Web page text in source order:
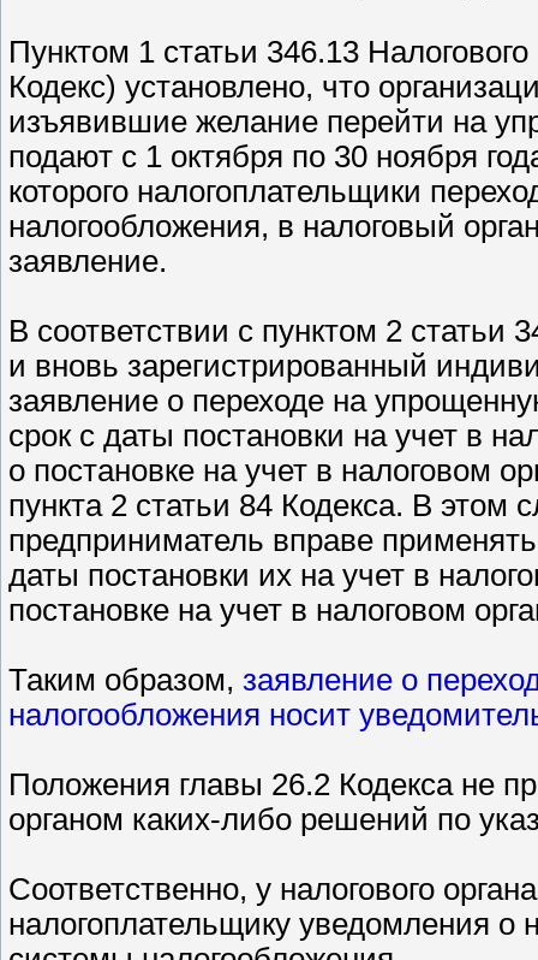
Пунктом 1 статьи 346.13
Кодекс) установлено, что
изъявившие желание перейти на
подают с 1 октября по 30 ноября
которого налогоплательщики
налогообложения, в налоговый
заявление.
В соответствии с пунктом 2 статьи
и вновь зарегистрированный
заявление о переходе на
срок с даты постановки на учет в
о постановке на учет в налоговом
пункта 2 статьи 84 Кодекса. В этом
предприниматель вправе
даты постановки их на учет в
постановке на учет в налоговом
Таким образом, заявление о
налогообложения носит
Положения главы 26.2 Кодекса не
органом каких-либо решений по
Соответственно, у налогового
налогоплательщику уведомления